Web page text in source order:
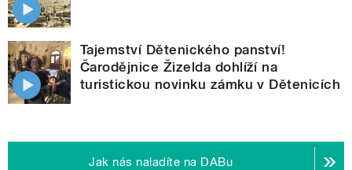
Tajemství Dětenického panství!
Čarodějnice Žizelda dohlíží na
turistickou novinku zámku v Dětenicích
Jak nás naladíte na DABu